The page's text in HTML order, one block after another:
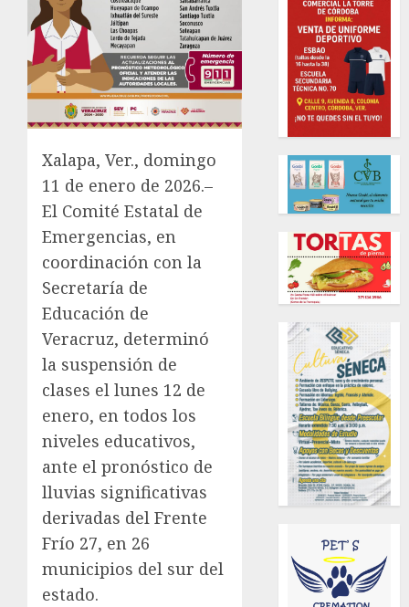
Xalapa, Ver., domingo
11 de enero de 2026.–
El Comité Estatal de
Emergencias, en
coordinación con la
Secretaría de
Educación de
Veracruz, determinó
la suspensión de
clases el lunes 12 de
enero, en todos los
niveles educativos,
ante el pronóstico de
lluvias significativas
derivadas del Frente
Frío 27, en 26
municipios del sur del
estado.